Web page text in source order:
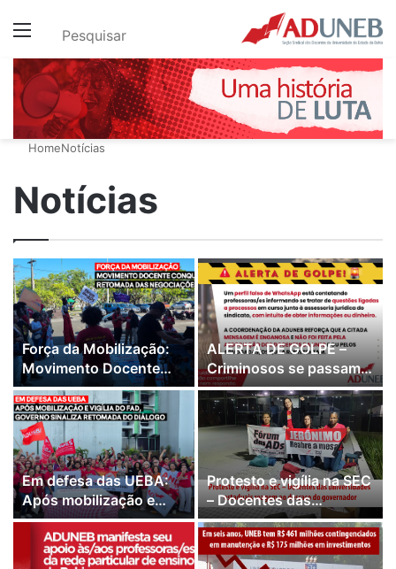
Menu Pesquisar
HomeNotícias
Notícias
Força da Mobilização:
Movimento Docente
conquista retomada
das negociações
ALERTA DE GOLPE –
Criminosos se passam
por advogados da
ADUNEB
Em defesa das UEBA:
Após mobilização e
vigília do Fórum das
ADs, governo sinaliza
retomada do diálogo
Protesto e vigília na SEC
– Docentes das
universidades estaduais
reagem ao descaso do
governador